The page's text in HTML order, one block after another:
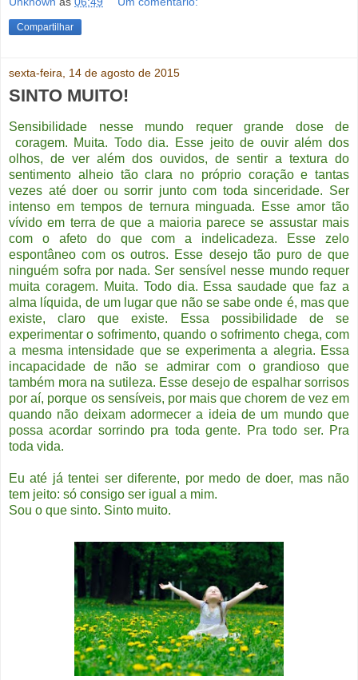
Compartilhar
sexta-feira, 14 de agosto de 2015
SINTO MUITO!
Sensibilidade nesse mundo requer grande dose de
coragem. Muita. Todo dia. Esse jeito de ouvir além dos
olhos, de ver além dos ouvidos, de sentir a textura do
sentimento alheio tão clara no próprio coração e tantas
vezes até doer ou sorrir junto com toda sinceridade. Ser
intenso em tempos de ternura minguada. Esse amor tão
vívido em terra de que a maioria parece se assustar mais
com o afeto do que com a indelicadeza. Esse zelo
espontâneo com os outros. Esse desejo tão puro de que
ninguém sofra por nada. Ser sensível nesse mundo requer
muita coragem. Muita. Todo dia. Essa saudade que faz a
alma líquida, de um lugar que não se sabe onde é, mas que
existe, claro que existe. Essa possibilidade de se
experimentar o sofrimento, quando o sofrimento chega, com
a mesma intensidade que se experimenta a alegria. Essa
incapacidade de não se admirar com o grandioso que
também mora na sutileza. Esse desejo de espalhar sorrisos
por aí, porque os sensíveis, por mais que chorem de vez em
quando não deixam adormecer a ideia de um mundo que
possa acordar sorrindo pra toda gente. Pra todo ser. Pra
toda vida.
Eu até já tentei ser diferente, por medo de doer, mas não
tem jeito: só consigo ser igual a mim.
Sou o que sinto. Sinto muito.